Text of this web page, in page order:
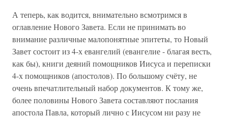
А теперь, как водится, внимательно всмотримся в
оглавление Нового Завета. Если не принимать во
внимание различные малопонятные эпитеты, то Новый
Завет состоит из 4-х евангелий (евангелие - благая весть,
как бы), книги деяний помощников Иисуса и переписки
4-х помощников (апостолов). По большому счёту, не
очень впечатлительный набор документов. К тому же,
более половины Нового Завета составляют послания
апостола Павла, который лично с Иисусом ни разу не